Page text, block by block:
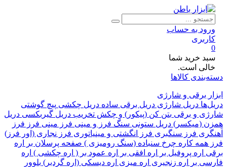
به حساب
خرید شما
است.
کالاها
برقی و شارژی
دریل شارژیدریل برقی ساده دریل چکشیپیچ گوشتی
و برقی بتن کن (پیکور) و چکش تخریبدریل گیربکسیدریل
(میکسر)دریل ستونیسنگ فرز و مینی فرز مینی فرز فرز
فرز سنگبریفرز انگشتی و مینیاتوریفرز نجاری (اور فرز)
کاره چرخ سنباده (سنگ رومیزی )صفحه پرسلان براره
اره پروفیل براره افقی براره عمود بر ( اره چکشی )اره
براره زنجیریاره میزیاره دیسکی (اره گردبر)بلوور